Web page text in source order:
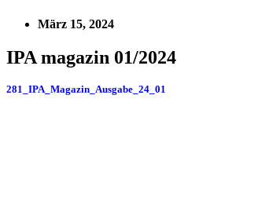
März 15, 2024
IPA magazin 01/2024
281_IPA_Magazin_Ausgabe_24_01